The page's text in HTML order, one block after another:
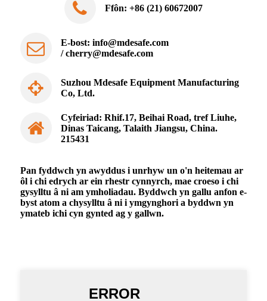
Ffôn: +86 (21) 60672007
E-bost: info@mdesafe.com
/cherry@mdesafe.com
Suzhou Mdesafe Equipment Manufacturing
Co, Ltd.
Cyfeiriad: Rhif.17, Beihai Road, tref Liuhe,
Dinas Taicang, Talaith Jiangsu, China.
215431
Pan fyddwch yn awyddus i unrhyw un o'n heitemau ar
ôl i chi edrych ar ein rhestr cynnyrch, mae croeso i chi
gysylltu â ni am ymholiadau. Byddwch yn gallu anfon e-
byst atom a chysylltu â ni i ymgynghori a byddwn yn
ymateb ichi cyn gynted ag y gallwn.